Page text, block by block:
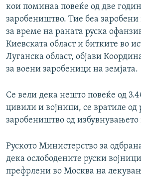
кои поминаа повеќе од две
заробеништво. Тие беа
за време на раната руска
Киевската област и битките во
Луганска област, објави
за воени заробеници на земјата.
Се вели дека нешто повеќе од
цивили и војници, се вратиле од
заробеништво од избувнувањето
Руското Министерство за
дека ослободените руски
префрлени во Москва на